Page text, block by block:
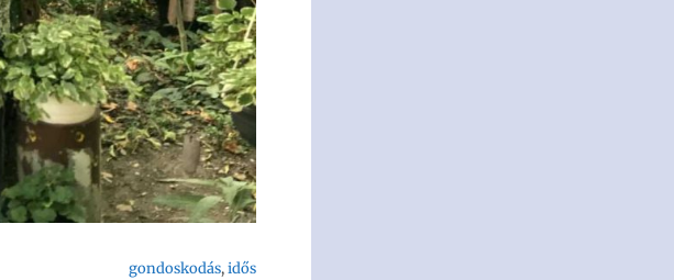
gondoskodás, idős